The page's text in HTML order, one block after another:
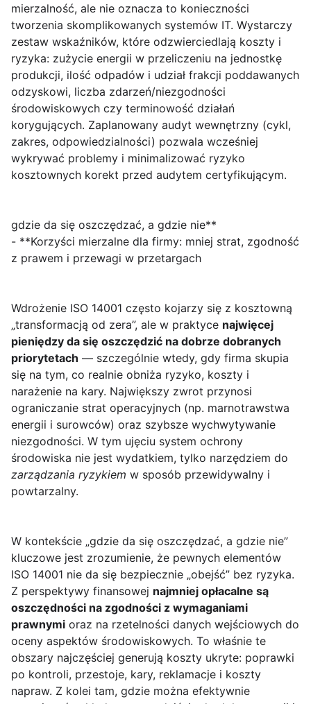
mierzalność, ale nie oznacza to konieczności
tworzenia skomplikowanych systemów IT. Wystarczy
zestaw wskaźników, które odzwierciedlają koszty i
ryzyka: zużycie energii w przeliczeniu na jednostkę
produkcji, ilość odpadów i udział frakcji poddawanych
odzyskowi, liczba zdarzeń/niezgodności
środowiskowych czy terminowość działań
korygujących. Zaplanowany audyt wewnętrzny (cykl,
zakres, odpowiedzialności) pozwala wcześniej
wykrywać problemy i minimalizować ryzyko
kosztownych korekt przed audytem certyfikującym.
gdzie da się oszczędzać, a gdzie nie**
- **Korzyści mierzalne dla firmy: mniej strat, zgodność
z prawem i przewagi w przetargach
Wdrożenie ISO 14001 często kojarzy się z kosztowną
„transformacją od zera”, ale w praktyce najwięcej
pieniędzy da się oszczędzić na dobrze dobranych
priorytetach — szczególnie wtedy, gdy firma skupia
się na tym, co realnie obniża ryzyko, koszty i
narażenie na kary. Największy zwrot przynosi
ograniczanie strat operacyjnych (np. marnotrawstwa
energii i surowców) oraz szybsze wychwytywanie
niezgodności. W tym ujęciu system ochrony
środowiska nie jest wydatkiem, tylko narzędziem do
zarządzania ryzykiem w sposób przewidywalny i
powtarzalny.
W kontekście „gdzie da się oszczędzać, a gdzie nie”
kluczowe jest zrozumienie, że pewnych elementów
ISO 14001 nie da się bezpiecznie „obejść” bez ryzyka.
Z perspektywy finansowej najmniej opłacalne są
oszczędności na zgodności z wymaganiami
prawnymi oraz na rzetelności danych wejściowych do
oceny aspektów środowiskowych. To właśnie te
obszary najczęściej generują koszty ukryte: poprawki
po kontroli, przestoje, kary, reklamacje i koszty
napraw. Z kolei tam, gdzie można efektywnie